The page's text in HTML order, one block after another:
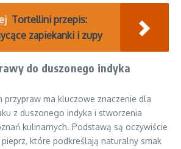
Tortellini przepis:
zapiekanki i zupy
do duszonego indyka
przypraw ma kluczowe znaczenie dla
z duszonego indyka i stworzenia
kulinarnych. Podstawą są oczywiście
które podkreślają naturalny smak